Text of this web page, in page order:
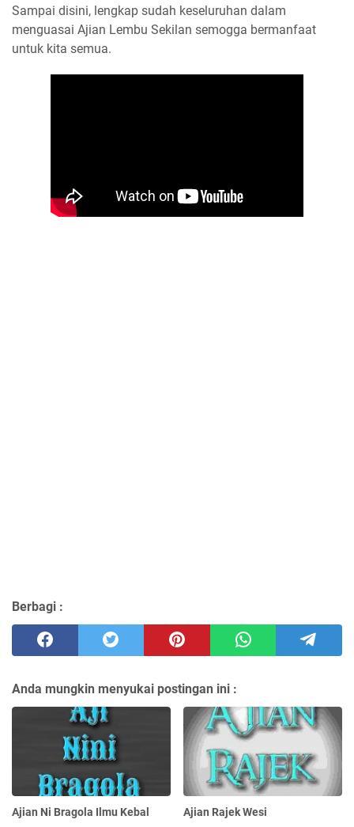
Sampai disini, lengkap sudah keseluruhan dalam
menguasai Ajian Lembu Sekilan semogga bermanfaat
untuk kita semua.
Berbagi :
Anda mungkin menyukai postingan ini :
Ajian Ni Bragola Ilmu Kebal Ajian Rajek Wesi